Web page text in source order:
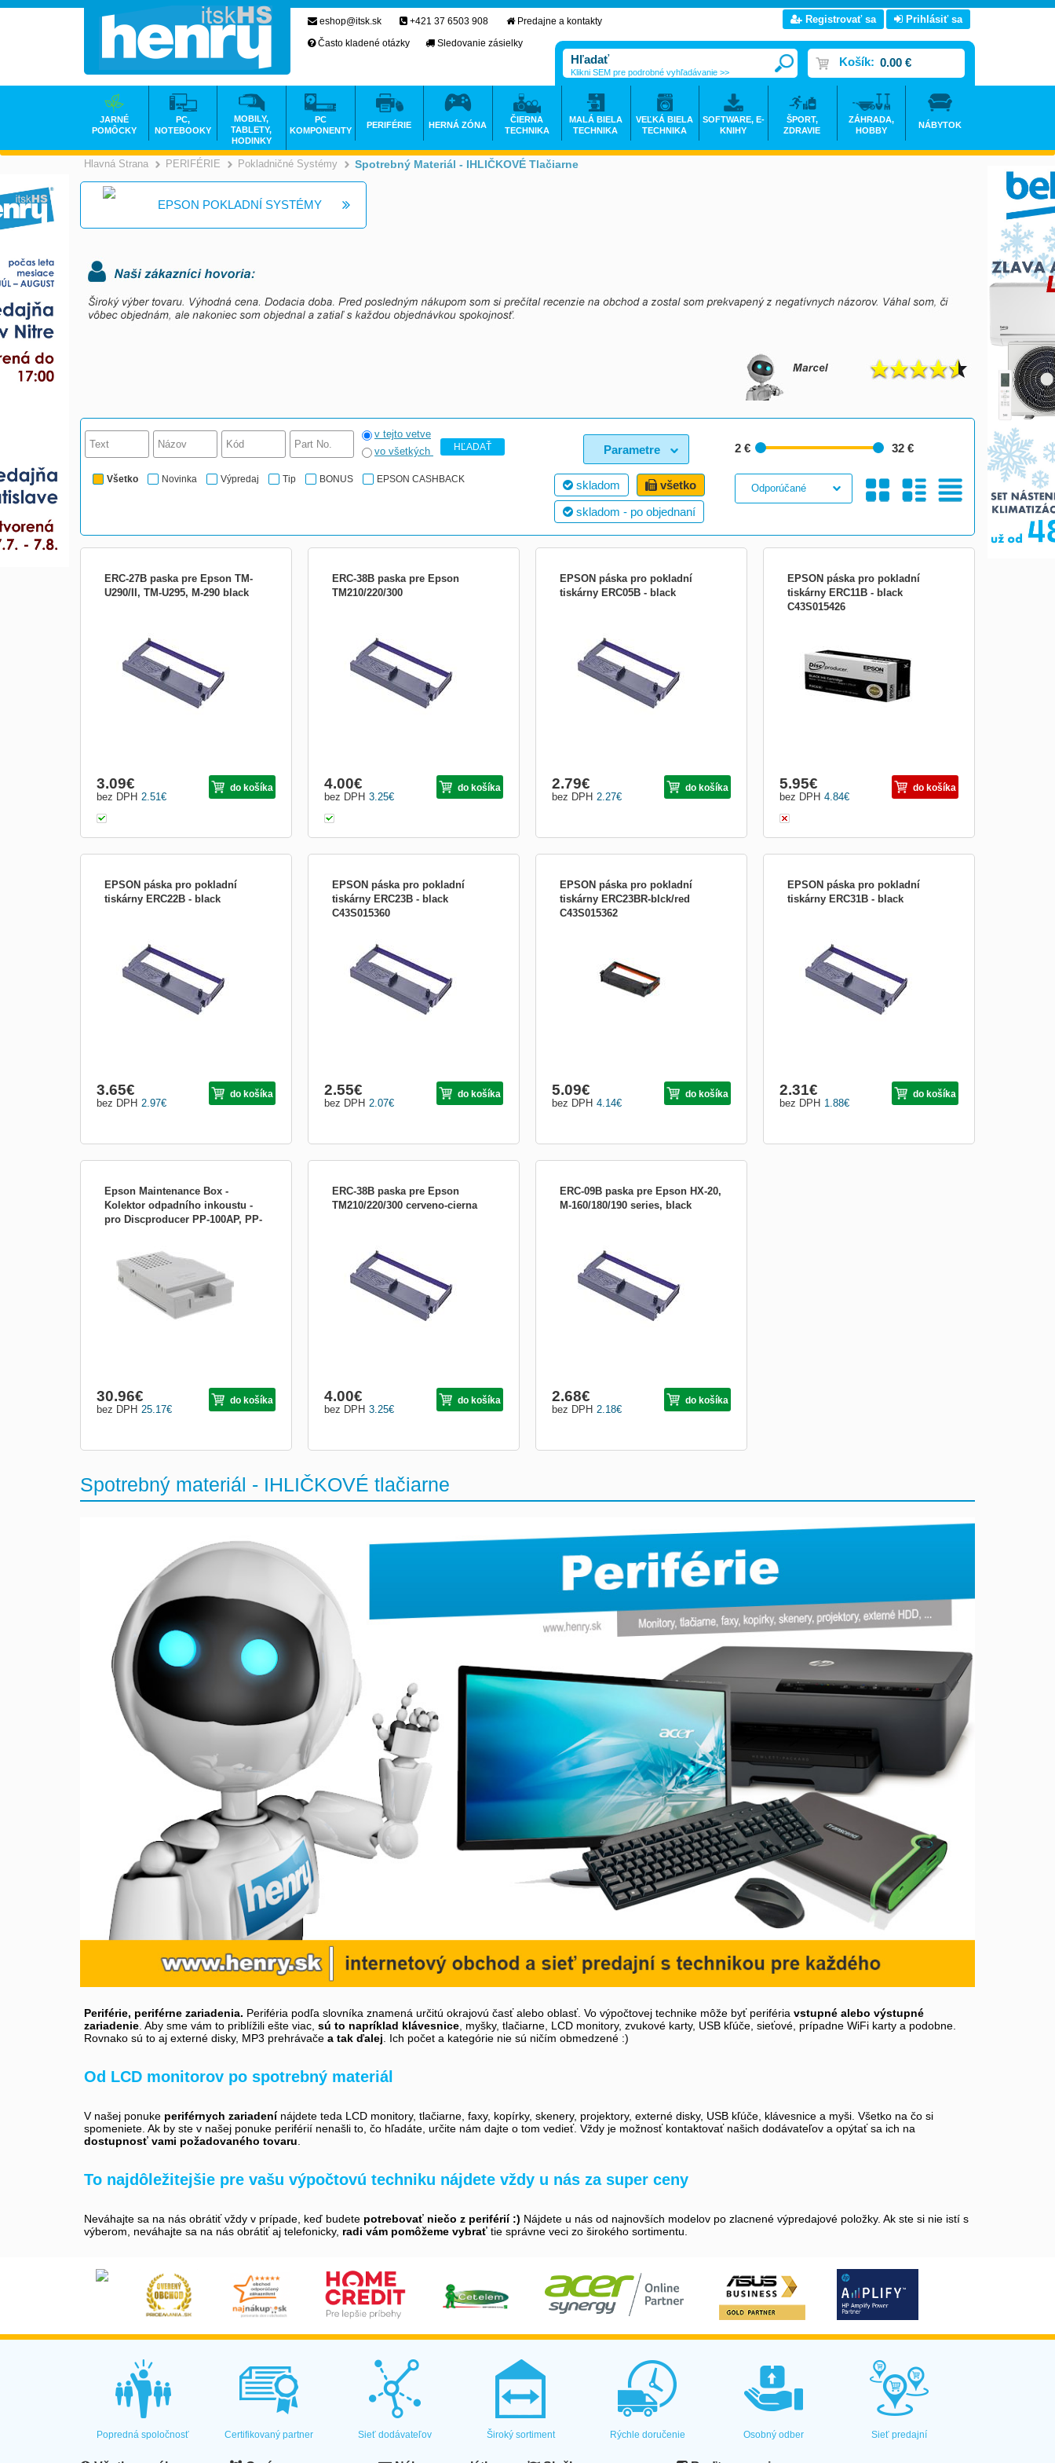
Hlavná Strana >
PERIFÉRIE >
Pokladničné Systémy >
Spotrebný Materiál - IHLIČKOVÉ Tlačiarne
EPSON POKLADNÍ SYSTÉMY
2 € 32 €
skladom
všetko
skladom - po objednaní
Parametre
v tejto vetve
vo všetkých
HĽADAŤ
Všetko Novinka Výpredaj Tip BONUS EPSON CASHBACK
ERC-27B paska pre Epson TM-
U290/II, TM-U295, M-290 black
2.51 €
bez DPH
3.09€ do košíka
ERC-38B paska pre Epson
TM210/220/300
3.25€
bez DPH
4.00€ do košíka
EPSON páska pro pokladní
tiskárny ERC05B - black
sales&quot;), tedy prodejní místa, kde
dochází k realizaci obchodních transakcí.
Typicky maloobchod, restaurace, hotely,
lékárny, služby a další. Prodejní místo
bývá většinou vybaveno následo...
2.27€
bez DPH
2.79€ do košíka
EPSON páska pro pokladní
tiskárny ERC11B - black
C43S015426
Typicky maloobchod, restaurace, hotely,
lékárny, služby a další. Prodejní místo
bývá většinou vybaveno následov...
4.84€
bez DPH
5.95€ do košíka
EPSON páska pro pokladní
tiskárny ERC22B - black
of sales&quot;), tedy prodejní místa, kde
dochází k realizaci obchodních transakcí.
Typicky maloobchod, restaurace, hotely,
lékárny, služby a další. Prodejní místo
bývá většinou vybaveno násl...
2.97€
bez DPH
3.65€ do košíka
EPSON páska pro pokladní
tiskárny ERC23B - black
C43S015360
sales&quot;), tedy prodejní místa, kde
dochází k realizaci obchodních transakcí.
Typicky maloobchod, restaurace, hotely,
lékárny, služby a další. Prodejní místo
bývá většinou vybaveno následovn...
2.07€
bez DPH
2.55€ do košíka
EPSON páska pro pokladní
tiskárny ERC23BR-blck/red
C43S015362
lékárny, služby a další. Prodejní místo
bývá většinou vybaveno následovně: PC,
případně POS terminál a ...
4.14€
bez DPH
5.09€ do košíka
EPSON páska pro pokladní
tiskárny ERC31B - black
1.88€
bez DPH
2.31€ do košíka
Epson Maintenance Box -
Kolektor odpadního inkoustu -
pro Discproducer PP-100AP, PP-
25.17€
bez DPH
30.96€ do košíka
ERC-38B paska pre Epson
TM210/220/300 cerveno-cierna
3.25€
bez DPH
4.00€ do košíka
ERC-09B paska pre Epson HX-20,
M-160/180/190 series, black
2.18€
bez DPH
2.68€ do košíka
Spotrebný materiál - IHLIČKOVÉ tlačiarne
Periférie, periférne zariadenia. Periféria podľa slovníka znamená určitú okrajovú časť alebo oblasť. Vo výpočtovej technike môže byť periféria vstupné alebo výstupné
zariadenie. Aby sme vám to priblížili ešte viac, sú to napríklad klávesnice, myšky, tlačiarne, LCD monitory, zvukové karty, USB kľúče, sieťové, prípadne WiFi karty a podobne.
Rovnako sú to aj externé disky, MP3 prehrávače a tak ďalej. Ich počet a kategórie nie sú ničím obmedzené :)
Od LCD monitorov po spotrebný materiál
V našej ponuke periférnych zariadenínájdete teda LCD monitory, tlačiarne, faxy, kopírky, skenery, projektory, externé disky, USB kľúče, klávesnice a myši. Všetko na čo si
spomeniete. Ak by ste v našej ponuke periférií nenašli to, čo hľadáte, určite nám dajte o tom vedieť. Vždy je možnosť kontaktovať našich dodávateľov a opýtať sa ich na
dostupnosť vami požadovaného tovaru.
To najdôležitejšie pre vašu výpočtovú techniku nájdete vždy u nás za super ceny
Neváhajte sa na nás obrátiť vždy v prípade, keď budete potrebovať niečo z periférií :) Nájdete u nás od najnovších modelov po zlacnené výpredajové položky. Ak ste si nie istí s
výberom, neváhajte sa na nás obrátiť aj telefonicky, radi vám pomôžeme vybrať tie správne veci zo širokého sortimentu.
eshop@itsk.sk +421 37 6503 908
Predajne a kontakty
Často kladené otázky
Sledovanie zásielky
Registrovať sa Prihlásiť sa
Košík: 0.00 €
Klikni SEM pre podrobné vyhľadávanie >>
JARNÉ
POMÔCKY
PC,
NOTEBOOKY
MOBILY,
TABLETY,
HODINKY
PC
KOMPONENTY
PERIFÉRIE HERNÁ ZÓNA
ČIERNA
TECHNIKA
MALÁ BIELA
TECHNIKA
VEĽKÁ BIELA
TECHNIKA
SOFTWARE, E-
KNIHY
ŠPORT,
ZDRAVIE
ZÁHRADA,
HOBBY
NÁBYTOK
Popredná spoločnosť Certifikovaný partner Sieť dodávateľov Široký sortiment Rýchle doručenie Osobný odber Sieť predajní